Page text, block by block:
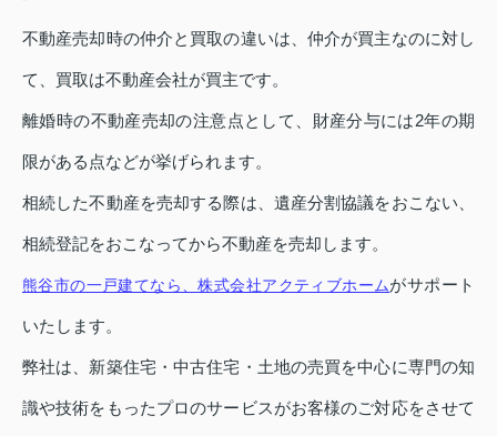
不動産売却時の仲介と買取の違いは、仲介が買主なのに対し
て、買取は不動産会社が買主です。
離婚時の不動産売却の注意点として、財産分与には2年の期
限がある点などが挙げられます。
相続した不動産を売却する際は、遺産分割協議をおこない、
相続登記をおこなってから不動産を売却します。
熊谷市の一戸建てなら、株式会社アクティブホームがサポート
いたします。
弊社は、新築住宅・中古住宅・土地の売買を中心に専門の知
識や技術をもったプロのサービスがお客様のご対応をさせて